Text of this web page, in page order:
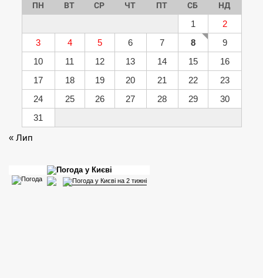
ПН ВТ СР ЧТ ПТ СБ НД
1
2
3
4 5 6 7 8
9
10
11 12 13 14 15
16
17
18 19 20 21 22
23
24
25 26 27 28 29
30
31
« Лип